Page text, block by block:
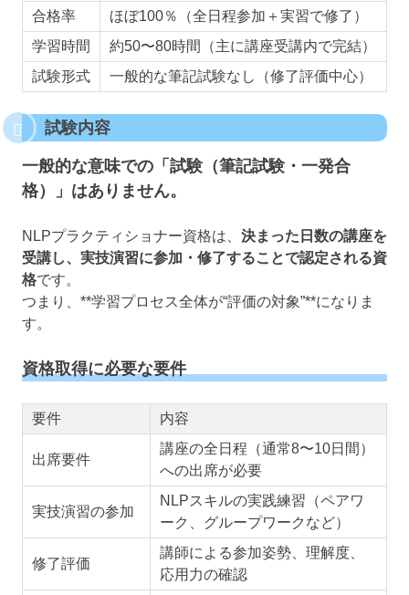
合格率
ほぼ100％（全日程参加＋実習で修了）
学習時間
約50〜80時間（主に講座受講内で完結）
試験形式
一般的な筆記試験なし（修了評価中心）
試験内容
一般的な意味での「試験（筆記試験・一発合
格）」はありません。
NLPプラクティショナー資格は、 決まった日数の講座を
受講し、実技演習に参加・修了することで認定される資
格です。
つまり、**学習プロセス全体が“評価の対象”**になりま
す。
資格取得に必要な要件
要件 内容
出席要件
講座の全日程（通常8〜10日間）
への出席が必要
実技演習の参加
NLPスキルの実践練習（ペアワ
ーク、グループワークなど）
修了評価
講師による参加姿勢、理解度、
応用力の確認